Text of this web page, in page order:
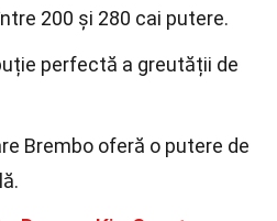
200 și 280 cai putere.
perfectă a greutății de
Brembo oferă o putere de